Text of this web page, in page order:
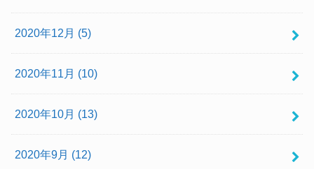
2020年12月 (5)
2020年11月 (10)
2020年10月 (13)
2020年9月 (12)